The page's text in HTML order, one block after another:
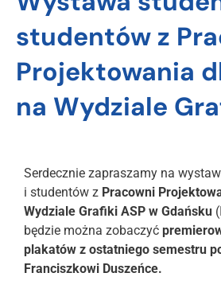
studentów z
Projektowania
na Wydziale
Serdecznie zapraszamy na
i studentów z Pracowni
Wydziale Grafiki ASP w Gdańsku
będzie można zobaczyć
plakatów z ostatniego semestru
Franciszkowi Duszeńce.